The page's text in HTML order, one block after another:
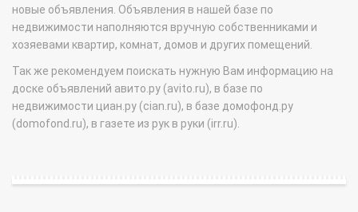
новые объявления. Объявления в нашей базе по
недвижимости наполняются вручную собственниками и
хозяевами квартир, комнат, домов и других помещений.
Так же рекомендуем поискать нужную Вам информацию на
доске объявлений авито.ру (avito.ru), в базе по
недвижимости циан.ру (cian.ru), в базе домофонд.ру
(domofond.ru), в газете из рук в руки (irr.ru).